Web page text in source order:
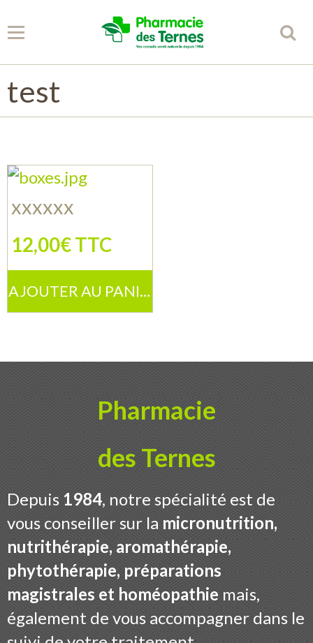
Panier
Votre compte
Conseils
Partenaires
Librairie
test
xxxxxx
12,00€ TTC
AJOUTER AU PANIER
Pharmacie
des Ternes
Depuis 1984, notre spécialité est de
vous conseiller sur la micronutrition,
nutrithérapie, aromathérapie,
phytothérapie, préparations
magistrales et homéopathie mais,
également de vous accompagner dans le